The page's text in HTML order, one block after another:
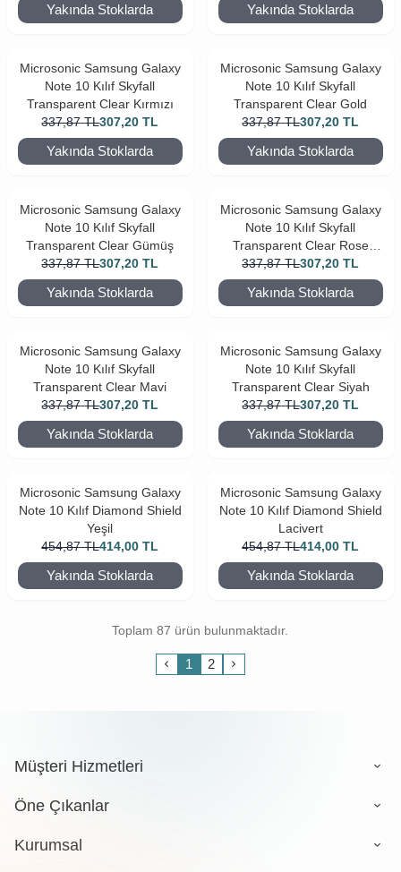
Yakında Stoklarda Yakında Stoklarda
Microsonic Samsung Galaxy
Note 10 Kılıf Skyfall
Transparent Clear Kırmızı
337,87 TL307,20 TL
Yakında Stoklarda
Microsonic Samsung Galaxy
Note 10 Kılıf Skyfall
Transparent Clear Gold
337,87 TL307,20 TL
Yakında Stoklarda
Microsonic Samsung Galaxy
Note 10 Kılıf Skyfall
Transparent Clear Gümüş
337,87 TL307,20 TL
Yakında Stoklarda
Microsonic Samsung Galaxy
Note 10 Kılıf Skyfall
Transparent Clear Rose
Gold
337,87 TL307,20 TL
Yakında Stoklarda
Microsonic Samsung Galaxy
Note 10 Kılıf Skyfall
Transparent Clear Mavi
337,87 TL307,20 TL
Yakında Stoklarda
Microsonic Samsung Galaxy
Note 10 Kılıf Skyfall
Transparent Clear Siyah
337,87 TL307,20 TL
Yakında Stoklarda
Microsonic Samsung Galaxy
Note 10 Kılıf Diamond Shield
Yeşil
454,87 TL414,00 TL
Yakında Stoklarda
Microsonic Samsung Galaxy
Note 10 Kılıf Diamond Shield
Lacivert
454,87 TL414,00 TL
Yakında Stoklarda
Toplam 87 ürün bulunmaktadır.
1 2
Müşteri Hizmetleri
Öne Çıkanlar
Kurumsal